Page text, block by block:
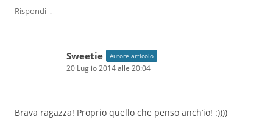
Rispondi ↓
Sweetie Autore articolo
20 Luglio 2014 alle 20:04
Brava ragazza! Proprio quello che penso anch’io! :))))